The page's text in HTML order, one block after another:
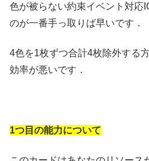
色が被らない約束イベント対応
のが一番手っ取りば早いです．
4色を1枚ずつ合計4枚除外する
効率が悪いです．
1つ目の能力について